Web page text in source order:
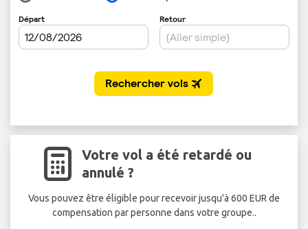
Votre vol a été retardé ou
annulé ?
Vous pouvez être éligible pour recevoir jusqu'à 600 EUR de
compensation par personne dans votre groupe..